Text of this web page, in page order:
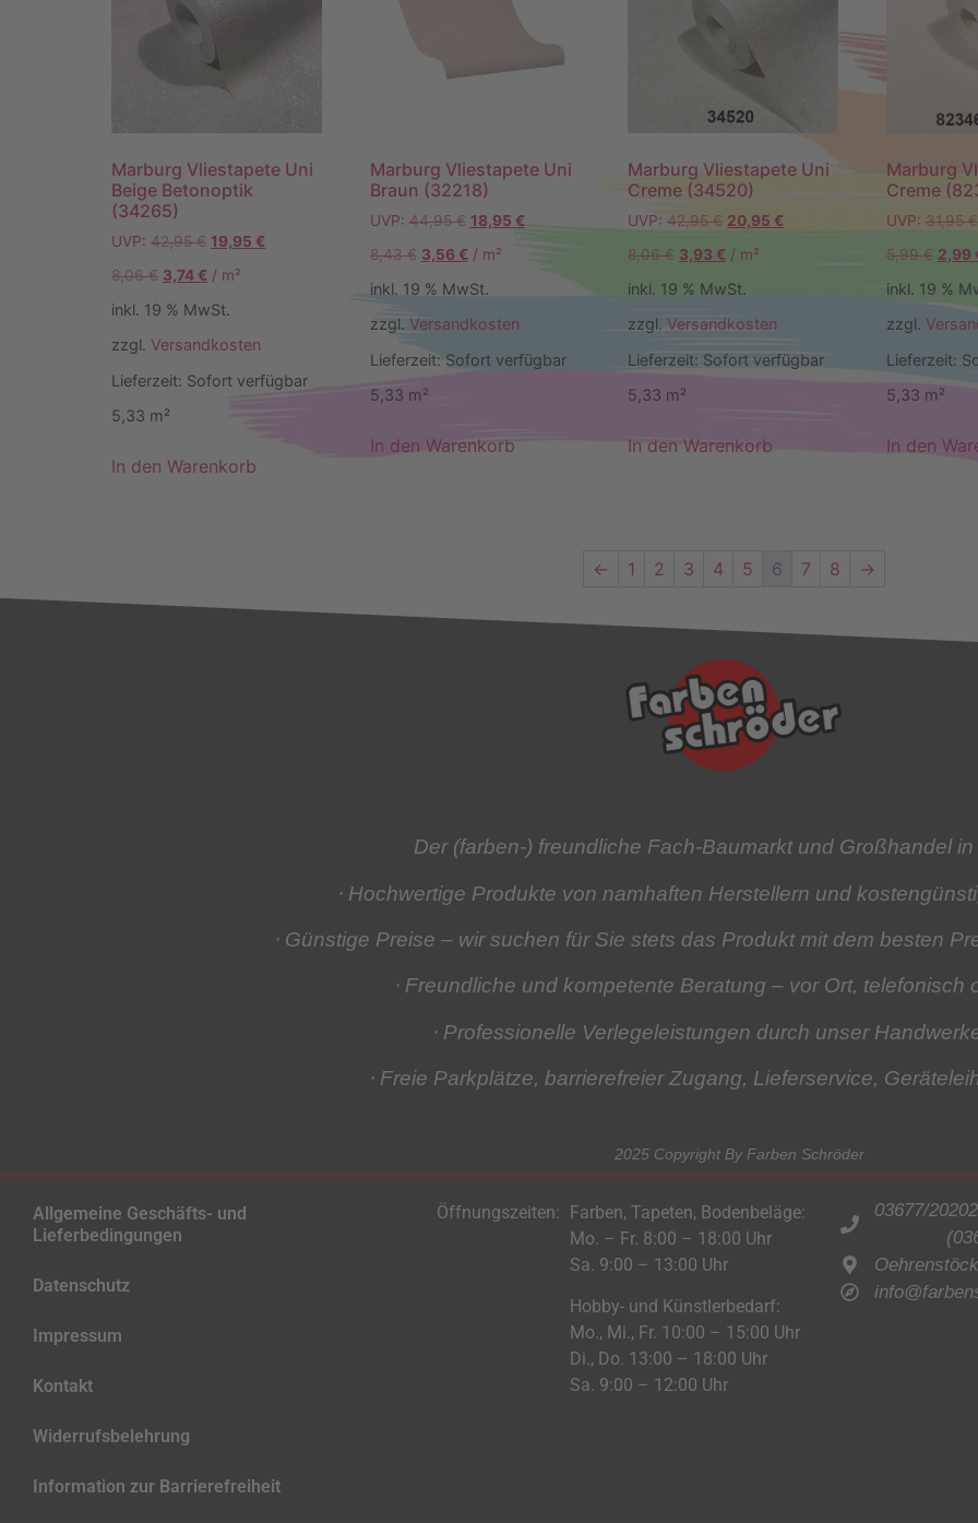
Marburg Vliestapete Uni
Beige Betonoptik
(34265)
UVP: 42,95€ 19,95 €
8,06€ 3,74 € / m²
inkl. 19 % MwSt.
zzgl. Versandkosten
Lieferzeit: Sofort verfügbar
5,33 m²
In den Warenkorb
Marburg Vliestapete Uni
Braun (32218)
UVP: 44,95€ 18,95 €
8,43€ 3,56 € / m²
inkl. 19 % MwSt.
zzgl. Versandkosten
Lieferzeit: Sofort verfügbar
5,33 m²
In den Warenkorb
Marburg Vliestapete Uni
Creme (34520)
UVP: 42,95€ 20,95 €
8,06€ 3,93 € / m²
inkl. 19 % MwSt.
zzgl.Versandkosten
Lieferzeit: Sofort verfügbar
5,33 m²
In den Warenkorb
Marburg
Creme
UVP: 31,95€
5,99€ 2,99
inkl. 19 %
zzgl.
Lieferzeit:
5,33 m²
In den
← 1 2 3 4 5 6 7 8 →
Der (farben-) freundliche Fach-Baumarkt und Großhandel
⋅ Hochwertige Produkte von namhaften Herstellern und
⋅ Günstige Preise – wir suchen für Sie stets das Produkt mit dem besten
⋅ Freundliche und kompetente Beratung – vor Ort, telefonisch
⋅ Professionelle Verlegeleistungen durch unser
⋅ Freie Parkplätze, barrierefreier Zugang, Lieferservice,
2025 Copyright By Farben Schröder
Allgemeine Geschäfts- und
Lieferbedingungen
Datenschutz
Impressum
Kontakt
Widerrufsbelehrung
Information zur Barrierefreiheit
Öffnungszeiten: Farben, Tapeten, Bodenbeläge:
Mo. – Fr. 8:00 – 18:00 Uhr
Sa. 9:00 – 13:00 Uhr
Hobby- und Künstlerbedarf:
Mo., Mi., Fr. 10:00 – 15:00 Uhr
Di., Do. 13:00 – 18:00 Uhr
Sa. 9:00 – 12:00 Uhr
03677/